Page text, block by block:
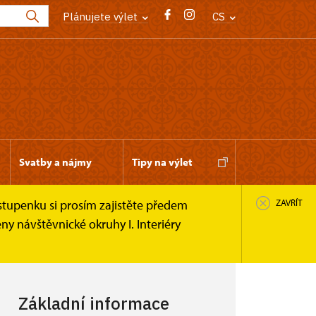
Plánujete výlet CS
Svatby a nájmy Tipy na výlet
si prosím zajistěte předem
návštěvnické okruhy I. Interiéry
ZAVŘÍT
Základní informace